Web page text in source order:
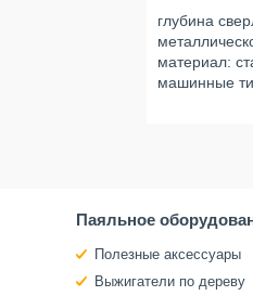
глубина
материал:
машинные
Паяльное
Полезные аксессуары
Выжигатели по дереву